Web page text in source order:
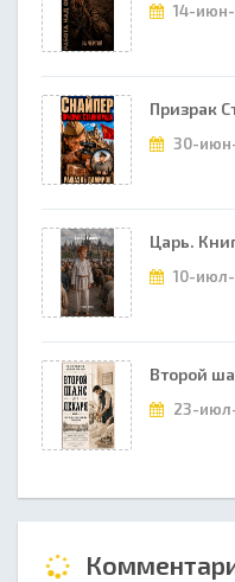
14-июн-
Призрак
30-
Царь.
10-июл-
Второй
23-